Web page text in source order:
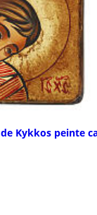
Kykkos peinte